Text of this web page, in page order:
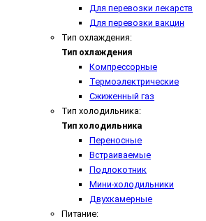
Для перевозки лекарств
Для перевозки вакцин
Тип охлаждения:
Тип охлаждения
Компрессорные
Термоэлектрические
Сжиженный газ
Тип холодильника:
Тип холодильника
Переносные
Встраиваемые
Подлокотник
Мини-холодильники
Двухкамерные
Питание: